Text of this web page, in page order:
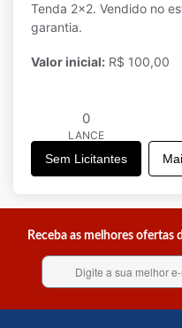
Tenda 2x2. Vendido no
garantia.
Valor inicial: R$ 100,00
0
LANCE
Sem Licitantes
Receba as melhores ofertas